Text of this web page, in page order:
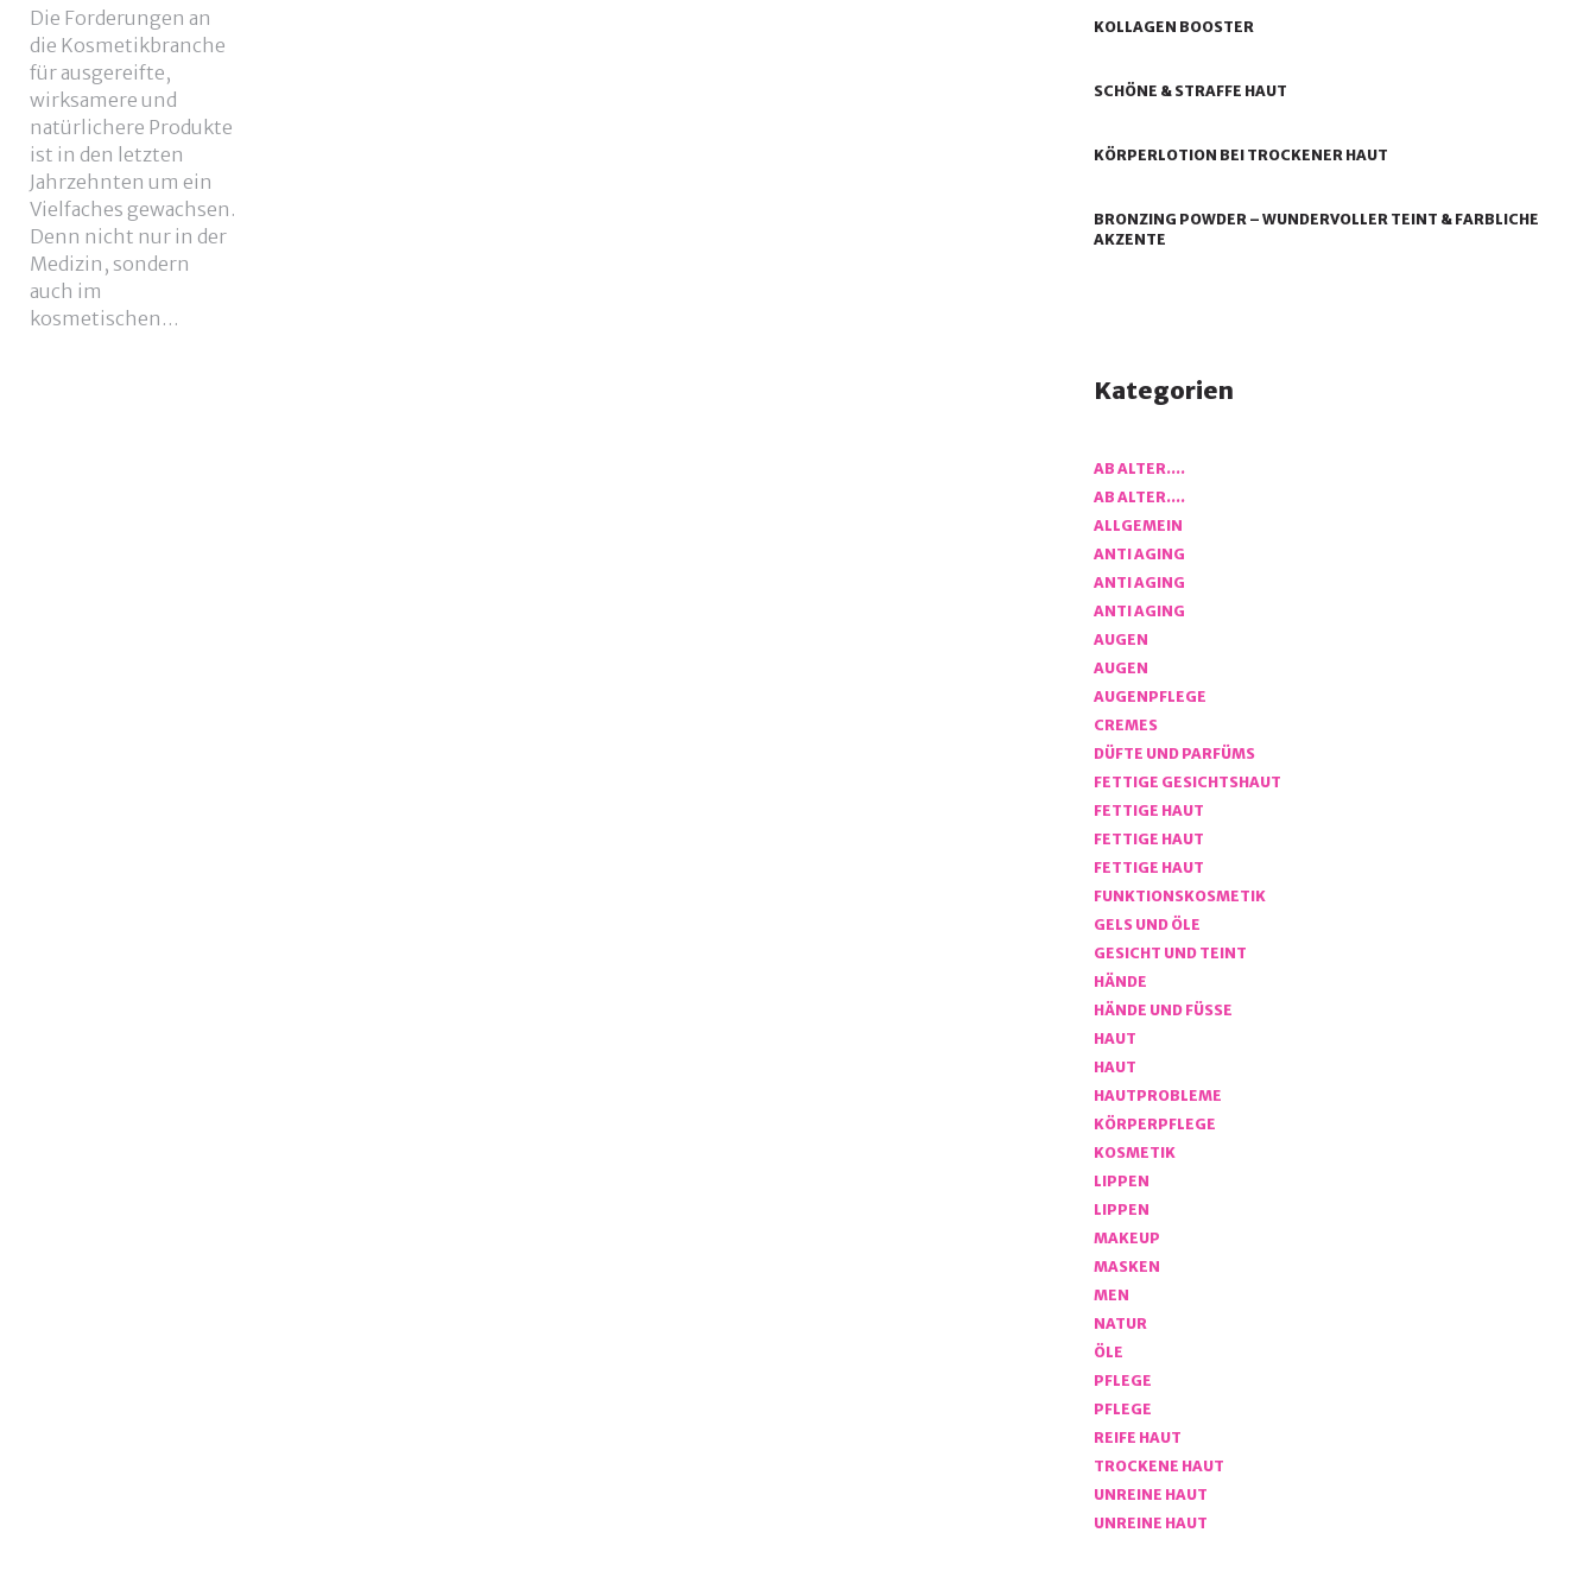
Die Forderungen an
die Kosmetikbranche
für ausgereifte,
wirksamere und
natürlichere Produkte
ist in den letzten
Jahrzehnten um ein
Vielfaches gewachsen.
Denn nicht nur in der
Medizin, sondern
auch im
kosmetischen…
KOLLAGEN BOOSTER
SCHÖNE & STRAFFE HAUT
KÖRPERLOTION BEI TROCKENER HAUT
BRONZING POWDER – WUNDERVOLLER TEINT & FARBLICHE
AKZENTE
Kategorien
AB ALTER….
AB ALTER….
ALLGEMEIN
ANTI AGING
ANTI AGING
ANTI AGING
AUGEN
AUGEN
AUGENPFLEGE
CREMES
DÜFTE UND PARFÜMS
FETTIGE GESICHTSHAUT
FETTIGE HAUT
FETTIGE HAUT
FETTIGE HAUT
FUNKTIONSKOSMETIK
GELS UND ÖLE
GESICHT UND TEINT
HÄNDE
HÄNDE UND FÜSSE
HAUT
HAUT
HAUTPROBLEME
KÖRPERPFLEGE
KOSMETIK
LIPPEN
LIPPEN
MAKEUP
MASKEN
MEN
NATUR
ÖLE
PFLEGE
PFLEGE
REIFE HAUT
TROCKENE HAUT
UNREINE HAUT
UNREINE HAUT